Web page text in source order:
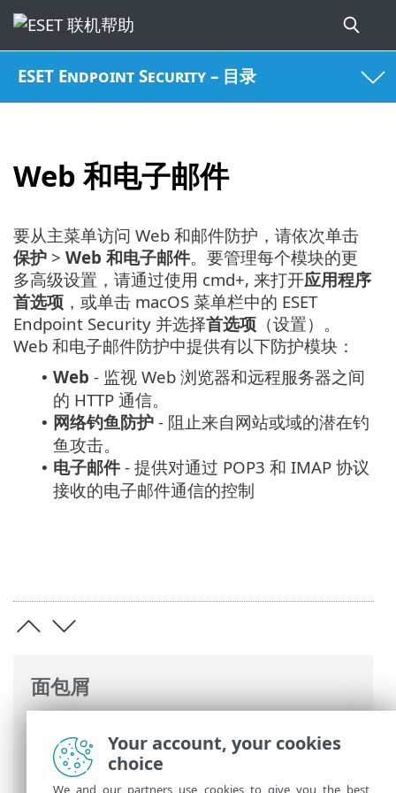
ESET Endpoint Security – 目录
Web 和电子邮件
面包屑
使用 ESET Endpoint Security>保护> Web
和电子邮件
要从主菜单访问 Web 和邮件防护，请依次单击
保护 > Web 和电子邮件。要管理每个模块的更
多高级设置，请通过使用 cmd+, 来打开应用程序
首选项 ，或单击 macOS 菜单栏中的 ESET
Endpoint Security 并选择首选项 （设置）。
Web 和电子邮件防护中提供有以下防护模块：
• Web - 监视 Web 浏览器和远程服务器之间
的 HTTP 通信。
• 网络钓鱼防护 - 阻止来自网站或域的潜在钓
鱼攻击。
• 电子邮件 - 提供对通过 POP3 和 IMAP 协议
接收的电子邮件通信的控制
Your account, your cookies
choice
We and our partners use cookies to give you the best